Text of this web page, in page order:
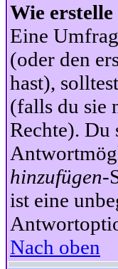
Wie
Eine
(oder den
hast),
(falls du sie
Rechte). Du
hinzufügen-
ist eine
Nach oben